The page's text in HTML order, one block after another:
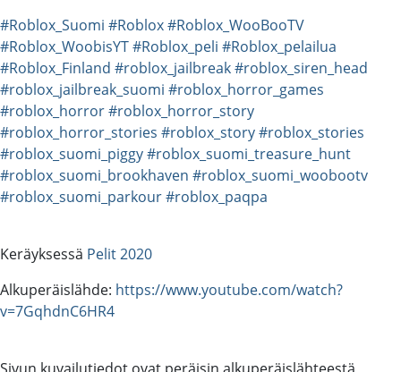
#Roblox_Suomi #Roblox#Roblox_WooBooTV
#Roblox_WoobisYT#Roblox_peli #Roblox_pelailua
#Roblox_Finland #roblox_jailbreak#roblox_siren_head
#roblox_jailbreak_suomi #roblox_horror_games
#roblox_horror#roblox_horror_story
#roblox_horror_stories #roblox_story#roblox_stories
#roblox_suomi_piggy#roblox_suomi_treasure_hunt
#roblox_suomi_brookhaven #roblox_suomi_woobootv
#roblox_suomi_parkour#roblox_paqpa
Keräyksessä Pelit 2020
Alkuperäislähde: https://www.youtube.com/watch?
v=7GqhdnC6HR4